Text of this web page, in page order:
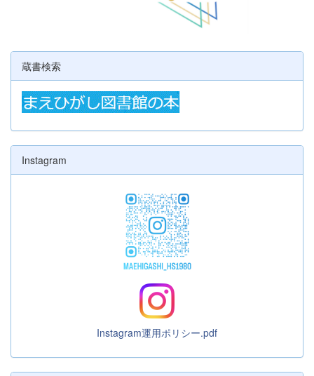
蔵書検索
Instagram
Instagram運用ポリシー.pdf